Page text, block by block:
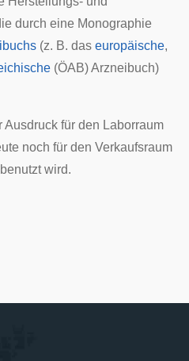
durch eine Monographie
(z. B. das europäische,
(ÖAB) Arzneibuch)
Ausdruck für den Laborraum
noch für den Verkaufsraum
wird.